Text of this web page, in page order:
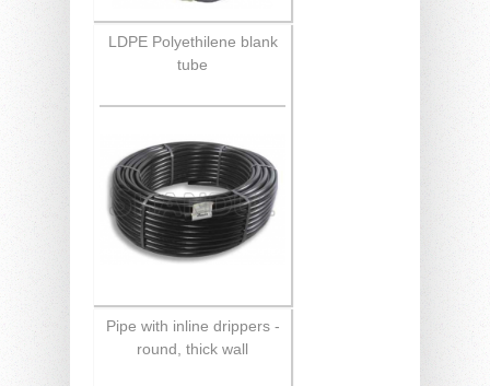
LDPE Polyethilene blank
tube
Pipe with inline drippers -
round, thick wall